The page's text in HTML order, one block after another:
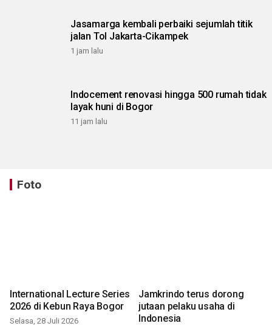
Jasamarga kembali perbaiki sejumlah titik
jalan Tol Jakarta-Cikampek
1 jam lalu
Indocement renovasi hingga 500 rumah tidak
layak huni di Bogor
11 jam lalu
Foto
International Lecture Series
2026 di Kebun Raya Bogor
Selasa, 28 Juli 2026
Jamkrindo terus dorong
jutaan pelaku usaha di
Indonesia